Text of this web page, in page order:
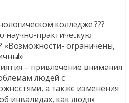
колледже ??‍?
научно-практическую
«Возможности- ограничены,
– привлечение внимания
людей с
а также изменения
инвалидах, как людях